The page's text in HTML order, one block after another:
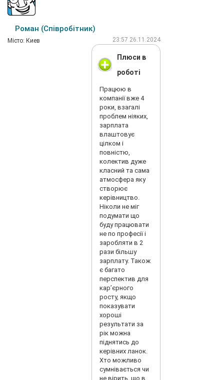
Роман (Співробітник)
Мiсто: Киев 23:57 26.11.2024
Плюси в
роботі
Працюю в
компанії вже 4
роки, взагалі
проблем ніяких,
зарплата
влаштовує
цілком і
повністю,
колектив дуже
класний та сама
атмосфера яку
створює
керівництво.
Ніколи не міг
подумати що
буду працювати
не по професії і
заробляти в 2
рази більшу
зарплату. Також
є багато
перспектив для
карʼєрного
росту, якщо
показувати
хороші
результати за
рік можна
піднятись до
керівних ланок.
Хто можливо
сумнівається чи
не вірить, що в